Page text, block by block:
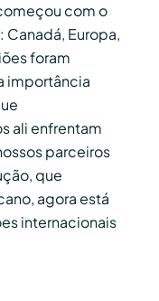
com o
Europa,
foram
importância
ali enfrentam
parceiros
que
agora está
internacionais